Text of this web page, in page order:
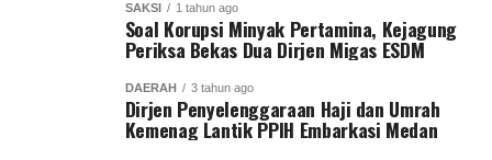
SAKSI 1 tahun ago
Soal Korupsi Minyak Pertamina, Kejagung
Periksa Bekas Dua Dirjen Migas ESDM
DAERAH 3 tahun ago
Dirjen Penyelenggaraan Haji dan Umrah
Kemenag Lantik PPIH Embarkasi Medan